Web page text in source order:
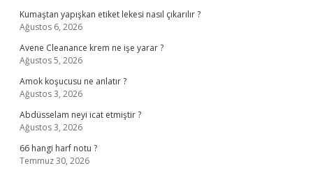
Kumaştan yapışkan etiket lekesi nasıl çıkarılır ?
Ağustos 6, 2026
Avene Cleanance krem ne işe yarar ?
Ağustos 5, 2026
Amok koşucusu ne anlatır ?
Ağustos 3, 2026
Abdüsselam neyi icat etmiştir ?
Ağustos 3, 2026
66 hangi harf notu ?
Temmuz 30, 2026